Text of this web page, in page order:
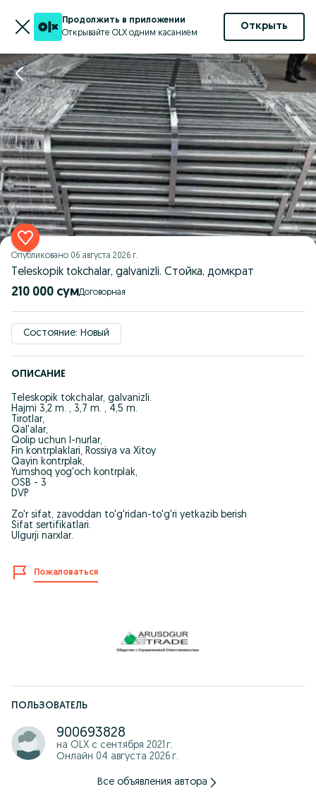
Продолжить в приложении
Открывайте OLX одним касанием
Открыть
Опубликовано 06 августа 2026 г.
Teleskopik tokchalar, galvanizli. Стойка, домкрат
210 000 сум Договорная
Состояние: Новый
ОПИСАНИЕ
Teleskopik tokchalar, galvanizli.
Hajmi 3,2 m. , 3,7 m. , 4,5 m.
Tirotlar,
Qal'alar,
Qolip uchun I-nurlar,
Fin kontrplaklari, Rossiya va Xitoy
Qayin kontrplak,
Yumshoq yog'och kontrplak,
OSB - 3
DVP
Zo'r sifat, zavoddan to'g'ridan-to'g'ri yetkazib berish
Sifat sertifikatlari.
Ulgurji narxlar.
Пожаловаться
ПОЛЬЗОВАТЕЛЬ
900693828
на OLX с сентября 2021 г.
Онлайн 04 августа 2026 г.
Все объявления автора